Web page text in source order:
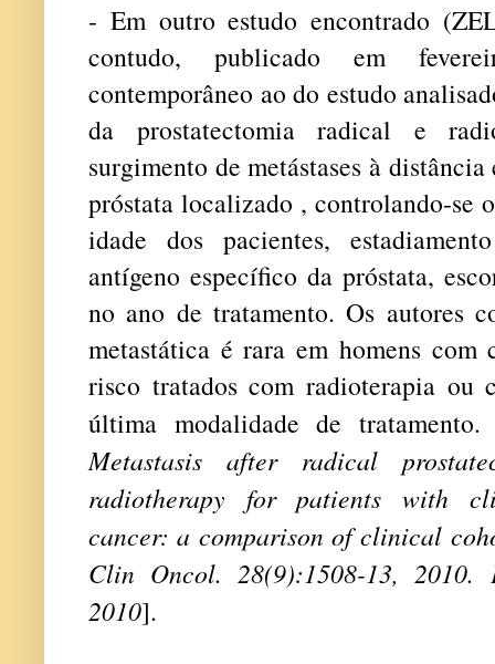
- Em outro estudo encontrado
contudo, publicado em
contemporâneo ao do estudo
da prostatectomia radical e
surgimento de metástases à
próstata localizado , controlando-se
idade dos pacientes,
antígeno específico da próstata,
no ano de tratamento. Os autores
metastática é rara em homens com
risco tratados com radioterapia ou
última modalidade de
Metastasis after radical
radiotherapy for patients with
cancer: a comparison of clinical
Clin Oncol. 28(9):1508-13, 2010.
2010].